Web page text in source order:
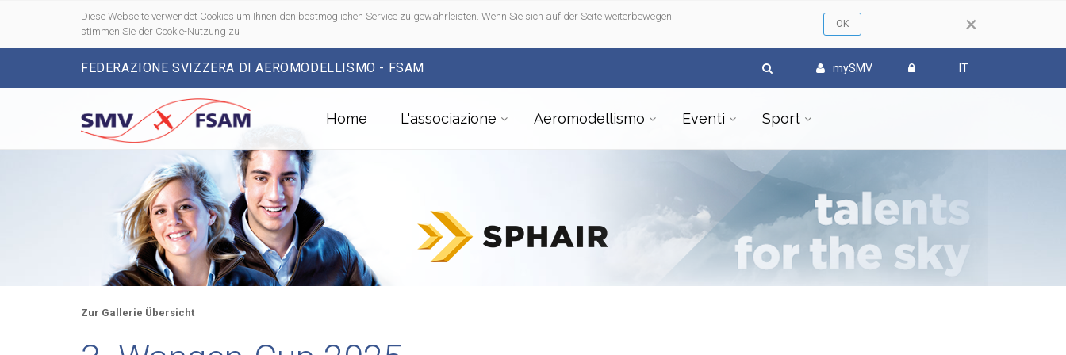
×
Diese Webseite verwendet Cookies um Ihnen den bestmöglichen Service zu gewährleisten. Wenn Sie sich auf der Seite weiterbewegen
stimmen Sie der Cookie-Nutzung zu
FEDERAZIONE SVIZZERA DI AEROMODELLISMO - FSAM mySMV IT
Home L'associazione Aeromodellismo Eventi Sport
Zur Gallerie Übersicht